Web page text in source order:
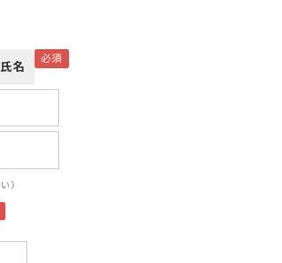
名
）